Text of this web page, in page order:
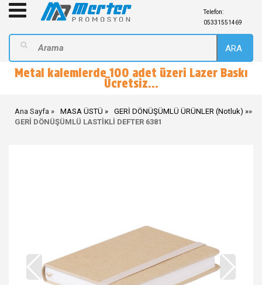
Telefon:
05331551469
ARA
Metal kalemlerde 100 adet üzeri Lazer Baskı
Ücretsiz...
Ana Sayfa MASA ÜSTÜ »
GERİ DÖNÜŞÜMLÜ ÜRÜNLER (Notluk)
GERİ DÖNÜŞÜMLÜ LASTİKLİ DEFTER 6381